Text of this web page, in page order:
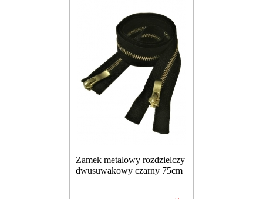
Zamek metalowy rozdzielczy
dwusuwakowy czarny 75cm